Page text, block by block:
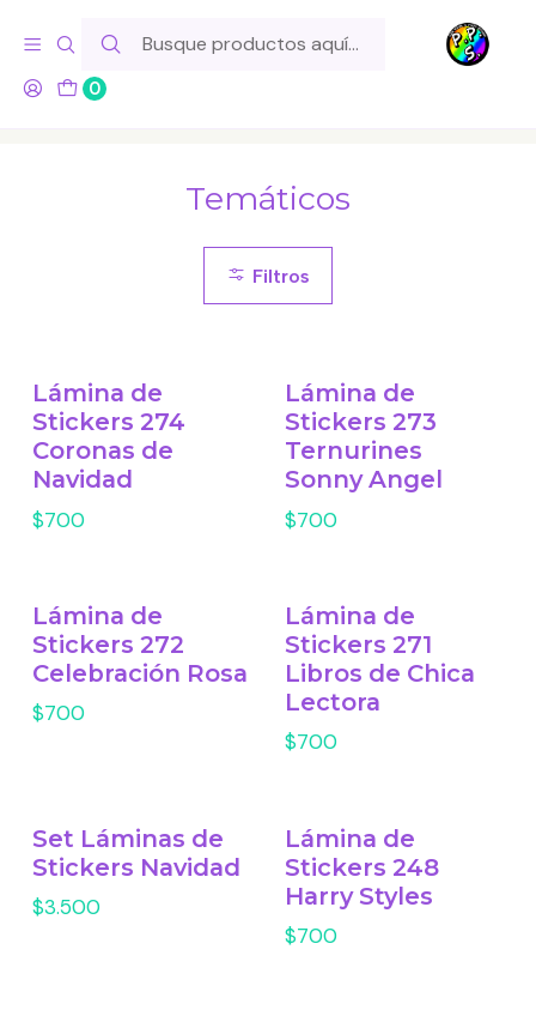
0
Hola! Si tu pedido incluye productos de fabricación propia,
ten en cuenta este tiempo para el despacho
Inicio Lo Hacemos Nosotros
Temáticos
Filtros
Lámina de
Stickers 274
Coronas de
Navidad
$700
Lámina de
Stickers 273
Ternurines
Sonny Angel
$700
Lámina de
Stickers 272
Celebración Rosa
$700
Lámina de
Stickers 271
Libros de Chica
Lectora
$700
Set Láminas de
Stickers Navidad
$3.500
Lámina de
Stickers 248
Harry Styles
$700